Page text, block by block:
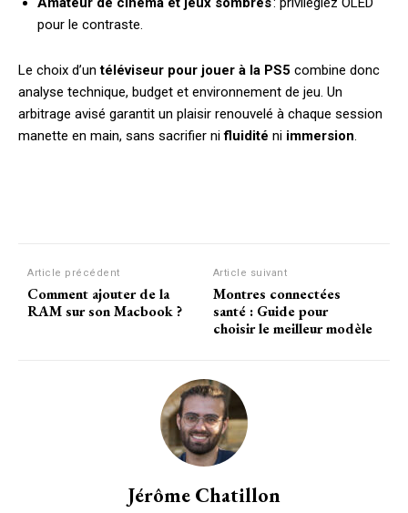
pour le contraste.
Le choix d’untéléviseur pour jouer à la PS5 combine donc
analyse technique, budget et environnement de jeu. Un
arbitrage avisé garantit un plaisir renouvelé à chaque session
manette en main, sans sacrifier nifluidité ni immersion.
Article précédent
Comment ajouter de la
RAM sur son Macbook ?
Article suivant
Montres connectées
santé : Guide pour
choisir le meilleur modèle
Jérôme Chatillon